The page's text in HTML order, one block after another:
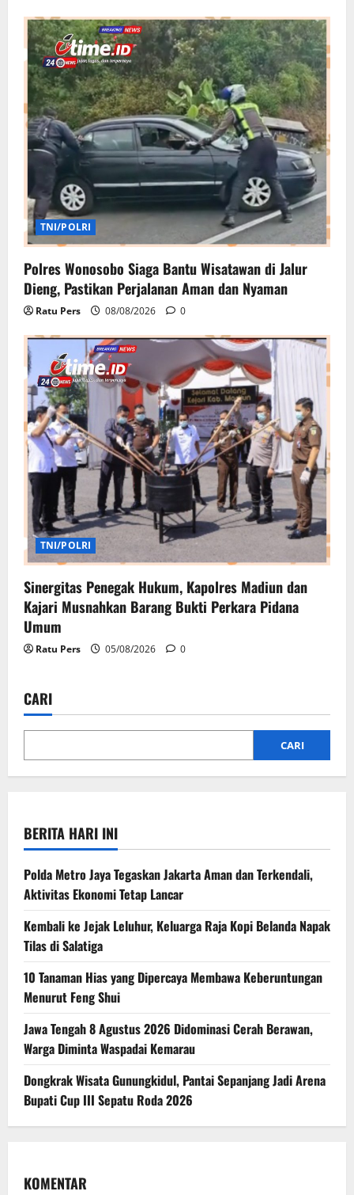
TNI/POLRI
Polres Wonosobo Siaga Bantu Wisatawan di Jalur
Dieng, Pastikan Perjalanan Aman dan Nyaman
Ratu Pers 08/08/2026 0
TNI/POLRI
Sinergitas Penegak Hukum, Kapolres Madiun dan
Kajari Musnahkan Barang Bukti Perkara Pidana
Umum
Ratu Pers 05/08/2026 0
CARI
CARI
BERITA HARI INI
Polda Metro Jaya Tegaskan Jakarta Aman dan Terkendali,
Aktivitas Ekonomi Tetap Lancar
Kembali ke Jejak Leluhur, Keluarga Raja Kopi Belanda Napak
Tilas di Salatiga
10 Tanaman Hias yang Dipercaya Membawa Keberuntungan
Menurut Feng Shui
Jawa Tengah 8 Agustus 2026 Didominasi Cerah Berawan,
Warga Diminta Waspadai Kemarau
Dongkrak Wisata Gunungkidul, Pantai Sepanjang Jadi Arena
Bupati Cup III Sepatu Roda 2026
KOMENTAR